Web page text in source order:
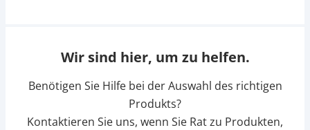
Wir sind hier, um zu helfen.
Benötigen Sie Hilfe bei der Auswahl des richtigen
Produkts?
Kontaktieren Sie uns, wenn Sie Rat zu Produkten,